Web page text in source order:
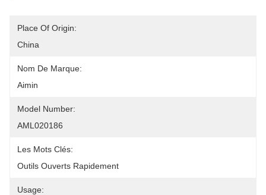
Place Of Origin:
China
Nom De Marque:
Aimin
Model Number:
AML020186
Les Mots Clés:
Outils Ouverts Rapidement
Usage: